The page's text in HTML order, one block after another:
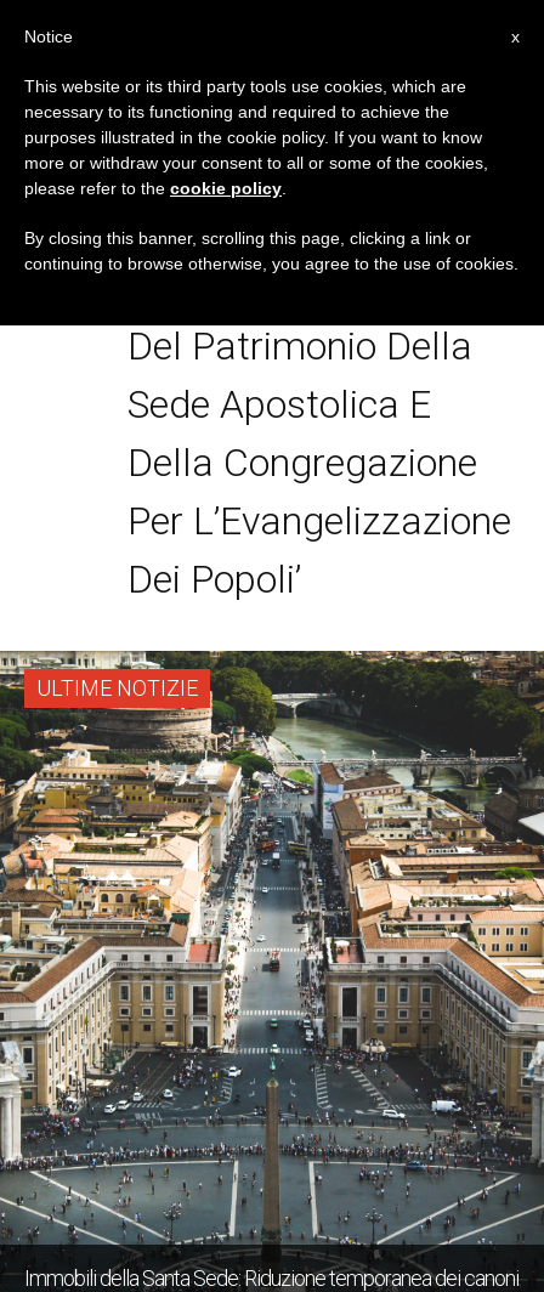
TAG
Posts Tagged
‘Comunicato
Dell’Amministrazione
Del Patrimonio Della
Sede Apostolica E
Della Congregazione
Per L’Evangelizzazione
Dei Popoli’
ULTIME NOTIZIE
Immobili della Santa Sede: Riduzione temporanea dei canoni
x
Notice
This website or its third party tools use cookies, which are
necessary to its functioning and required to achieve the
purposes illustrated in the cookie policy. If you want to know
more or withdraw your consent to all or some of the cookies,
please refer to the cookie policy
By closing this banner, scrolling this page, clicking a link or
continuing to browse otherwise, you agree to the use of cookies.